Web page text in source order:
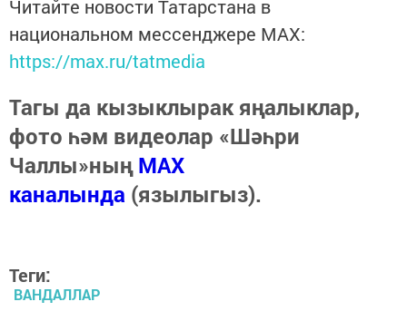
Читайте новости Татарстана в
национальном мессенджере MАХ:
https://max.ru/tatmedia
Тагы да кызыклырак яңалыклар,
фото һәм видеолар «Шәһри
Чаллы»ныңMAX
каналында (язылыгыз).
Теги:
ВАНДАЛЛАР